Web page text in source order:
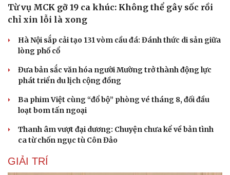
Từ vụ MCK gỡ 19 ca khúc: Không thể gây sốc rồi
chỉ xin lỗi là xong
Hà Nội sắp cải tạo 131 vòm cầu đá: Đánh thức di sản giữa
lòng phố cổ
Đưa bản sắc văn hóa người Mường trở thành động lực
phát triển du lịch cộng đồng
Ba phim Việt cùng “đổ bộ” phòng vé tháng 8, đối đầu
loạt bom tấn ngoại
Thanh âm vượt đại dương: Chuyện chưa kể về bản tình
ca từ chốn ngục tù Côn Đảo
GIẢI TRÍ